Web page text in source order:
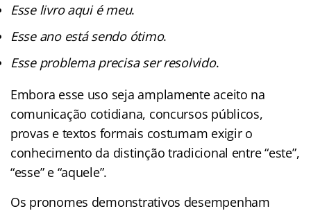
Esse livro aqui é meu.
Esse ano está sendo ótimo.
Esse problema precisa ser resolvido.
Embora esse uso seja amplamente aceito na
comunicação cotidiana, concursos públicos,
provas e textos formais costumam exigir o
conhecimento da distinção tradicional entre “este”,
“esse” e “aquele”.
Os pronomes demonstrativos desempenham